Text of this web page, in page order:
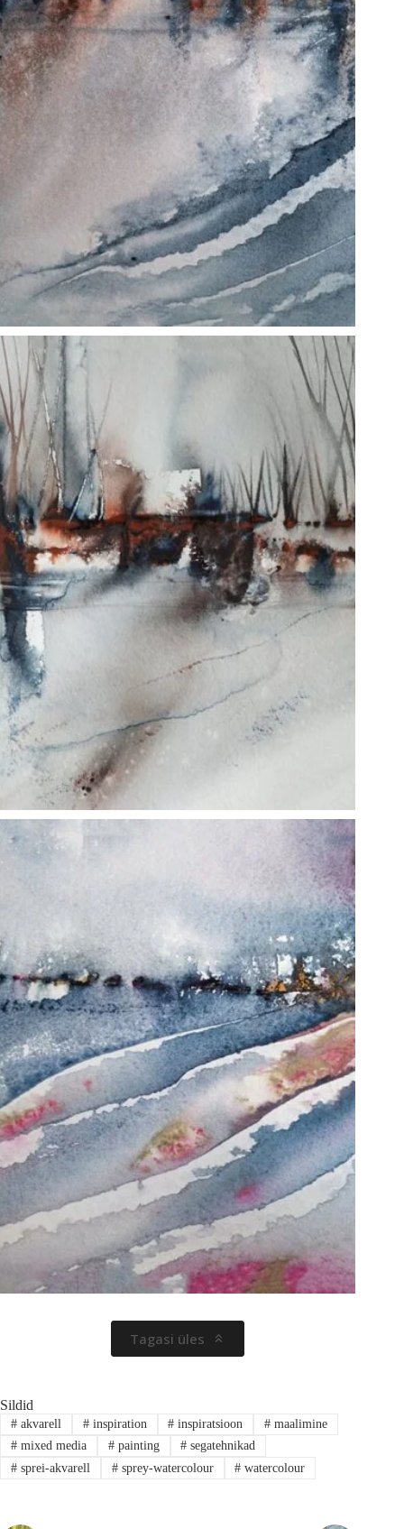
Tagasi üles
Sildid
#akvarell #inspiration # inspiratsioon # maalimine
#mixed media #painting # segatehnikad
#sprei-akvarell #sprey-watercolour # watercolour